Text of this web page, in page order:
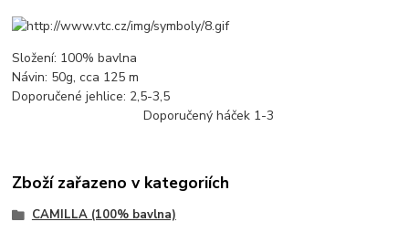
Složení: 100% bavlna
Návin: 50g, cca 125 m
Doporučené jehlice: 2,5-3,5
Doporučený háček 1-3
Zboží zařazeno v kategoriích
CAMILLA (100% bavlna)